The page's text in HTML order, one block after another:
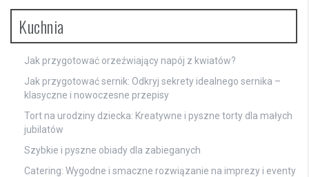
Kuchnia
Jak przygotować orzeźwiający napój z kwiatów?
Jak przygotować sernik: Odkryj sekrety idealnego sernika –
klasyczne i nowoczesne przepisy
Tort na urodziny dziecka: Kreatywne i pyszne torty dla małych
jubilatów
Szybkie i pyszne obiady dla zabieganych
Catering: Wygodne i smaczne rozwiązanie na imprezy i eventy